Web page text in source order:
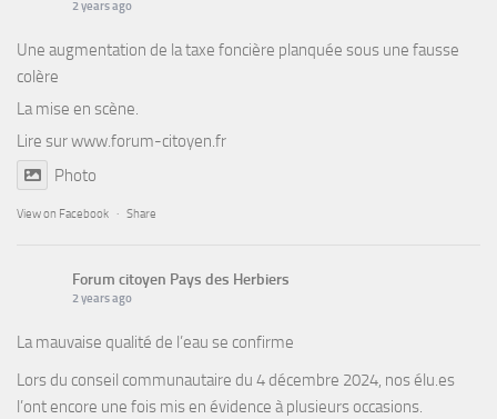
2 years ago
Une augmentation de la taxe foncière planquée sous une fausse
colère
La mise en scène.
Lire surwww.forum-citoyen.fr
Photo
View on Facebook · Share
Forum citoyen Pays des Herbiers
2 years ago
La mauvaise qualité de l’eau se confirme
Lors du conseil communautaire du 4 décembre 2024, nos élu.es
l’ont encore une fois mis en évidence à plusieurs occasions.